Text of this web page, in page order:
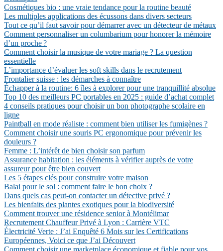
Cosmétiques bio : une vraie tendance pour la routine beauté
Les multiples applications des écussons dans divers secteurs
Tout ce qu’il faut savoir pour démarrer avec un détecteur de métaux
Comment personnaliser un columbarium pour honorer la mémoire
d’un proche ?
Comment choisir la musique de votre mariage ? La question
essentielle
L’importance d’évaluer les soft skills dans le recrutement
Frontalier suisse : les démarches à connaître
Échapper à la routine: 6 îles à explorer pour une tranquillité absolue
Top 10 des meilleurs PC portables en 2025 : guide d’achat complet
4 conseils pratiques pour choisir un bon photographe scolaire en
ligne
Paintball en mode réaliste : comment bien utiliser les fumigènes ?
Comment choisir une souris PC ergonomique pour prévenir les
douleurs ?
Femme : L’intérêt de bien choisir son parfum
Assurance habitation : les éléments à vérifier auprès de votre
assureur pour être bien couvert
Les 5 étapes clés pour construire votre maison
Balai pour le sol : comment faire le bon choix ?
Dans quels cas peut-on contacter un détective privé ?
Les bienfaits des plantes exotiques pour la biodiversité
Comment trouver une résidence senior à Montélimar
Recrutement Chauffeur Privé à Lyon : Carrière VTC
Électricité Verte : J’ai Enquêté 6 Mois sur les Certifications
Européennes, Voici ce que J’ai Découvert
Comment choisir une marketplace économique et fiable pour vos